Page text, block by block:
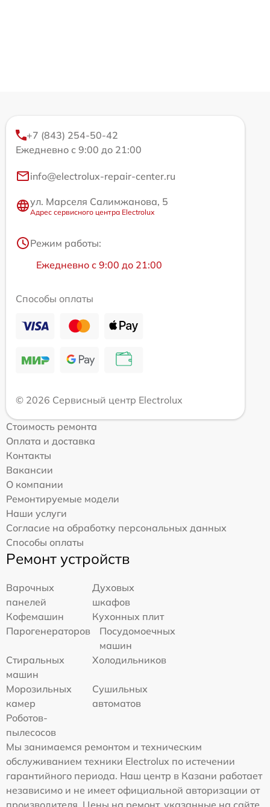
+7 (843) 254-50-42
Ежедневно с 9:00 до 21:00
info@electrolux-repair-center.ru
ул. Марселя Салимжанова, 5
Адрес сервисного центра Electrolux
Режим работы:
Ежедневно с 9:00 до 21:00
Способы оплаты
© 2026 Сервисный центр Electrolux
Стоимость ремонта
Оплата и доставка
Контакты
Вакансии
О компании
Ремонтируемые модели
Наши услуги
Согласие на обработку персональных данных
Способы оплаты
Ремонт устройств
Варочных
панелей
Духовых
шкафов
Кофемашин
Кухонных плит
Парогенераторов
Посудомоечных
машин
Стиральных
машин
Холодильников
Морозильных
камер
Сушильных
автоматов
Роботов-
пылесосов
Мы занимаемся ремонтом и техническим
обслуживанием техники Electrolux по истечении
гарантийного периода. Наш центр в Казани работает
независимо и не имеет официальной авторизации от
производителя. Цены на ремонт, указанные на сайте,